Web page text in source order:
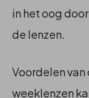
in het oog
de lenzen.
Voordelen van
weeklenzen